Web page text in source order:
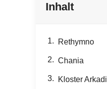
Inhalt
Rethymno
Chania
Kloster Arkadi